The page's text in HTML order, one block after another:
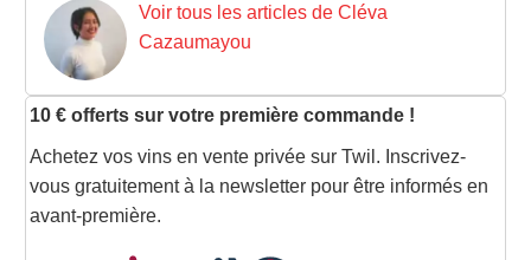
Voir tous les articles de Cléva
Cazaumayou
10 € offerts sur votre première commande !
Achetez vos vins en vente privée sur Twil. Inscrivez-
vous gratuitement à la newsletter pour être informés en
avant-première.